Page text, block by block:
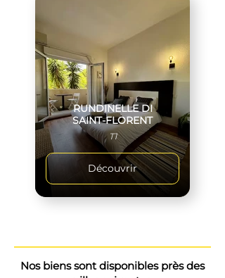
RUNDINELLE DI
SAINT-FLORENT
T1
Découvrir
Nos biens sont disponibles près des